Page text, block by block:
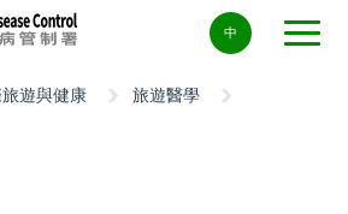
中
遊與健康 旅遊醫學